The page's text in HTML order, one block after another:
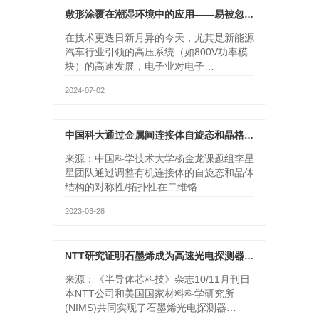
敷形涂覆在潮湿环境中的应用——易被忽略的三个性能要素
在技术更迭日新月异的今天，尤其是新能源
汽车行业引领的高压系统（如800V功率模
块）的高速发展，电子业对电子…
2024-07-02
中国科大通过金属间连接体自旋态和晶格对称性设计，实现了五重功能集成的二维单层磁性半导体
来源：中国科学技术大学杨金龙课题组李星
星团队通过调整有机连接体的自旋态和晶体
结构的对称性/拓扑性在二维铬…
2023-03-28
NTT研究证明石墨烯成为高速光电探测器材料的前景
来源：《半导体芯科技》杂志10/11月刊日
本NTT公司和美国国家材料科学研究所
(NIMS)共同实现了石墨烯光电探测器…